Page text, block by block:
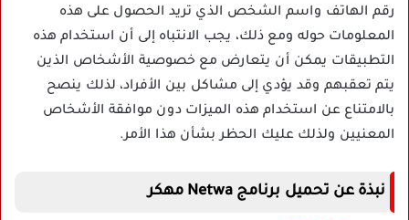
رقم الهاتف واسم الشخص الذي تريد الحصول على هذه
المعلومات حوله ومع ذلك، يجب الانتباه إلى أن استخدام هذه
التطبيقات يمكن أن يتعارض مع خصوصية الأشخاص الذين
يتم تعقبهم وقد يؤدي إلى مشاكل بين الأفراد، لذلك ينصح
بالامتناع عن استخدام هذه الميزات دون موافقة الأشخاص
المعنيين ولذلك عليك الحظر بشأن هذا الأمر.
نبذة عن تحميل برنامج Netwa مهكر